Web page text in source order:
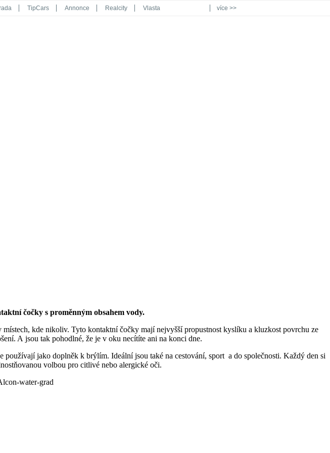
TipCars Annonce Realcity Vlasta více >>
čočky s proměnným obsahem vody.
kde nikoliv. Tyto kontaktní čočky mají nejvyšší propustnost kyslíku a kluzkost povrchu ze
A jsou tak pohodlné, že je v oku necítíte ani na konci dne.
jako doplněk k brýlím. Ideální jsou také na cestování, sport a do společnosti. Každý den si
volbou pro citlivé nebo alergické oči.